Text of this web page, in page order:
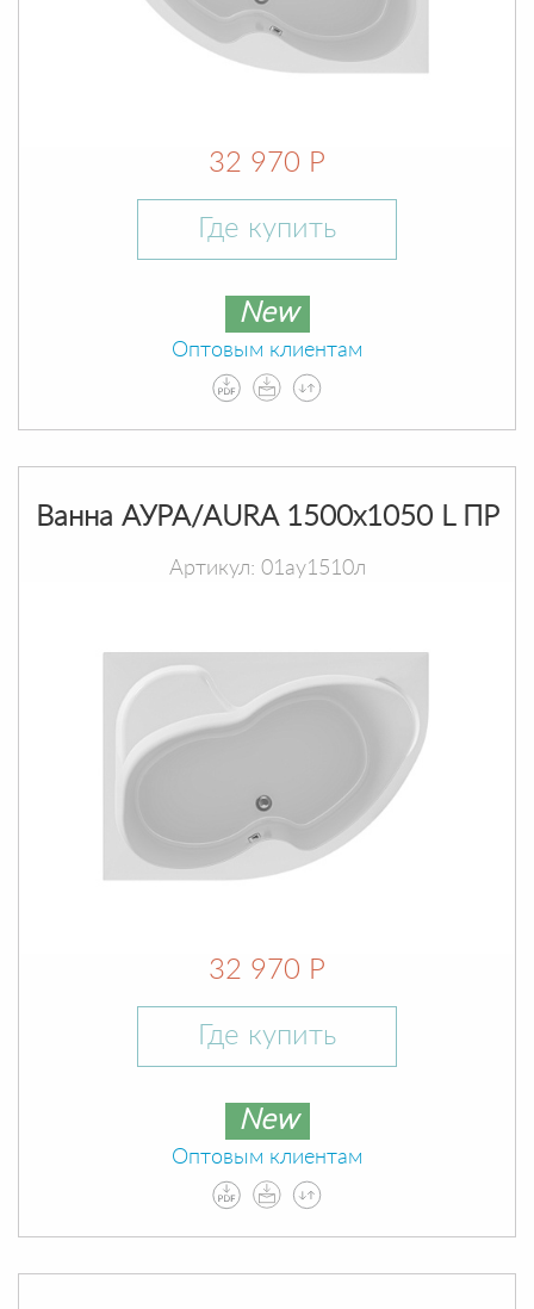
32 970 Р
Где купить
New
Оптовым клиентам
Ванна АУРА/AURA 1500х1050 L ПР
Артикул: 01ау1510л
32 970 Р
Где купить
New
Оптовым клиентам